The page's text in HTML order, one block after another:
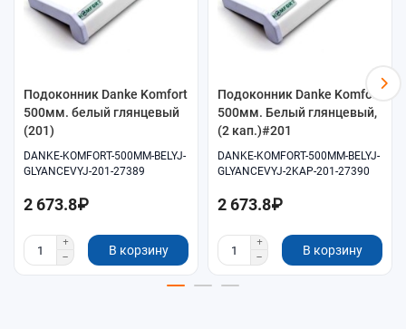
Подоконник Danke Komfort
500мм. белый глянцевый
(201)
DANKE-KOMFORT-500MM-BELYJ-
GLYANCEVYJ-201-27389
2 673.8₽
В корзину
Подоконник Danke Komfort
500мм. Белый глянцевый,
(2 кап.)#201
DANKE-KOMFORT-500MM-BELYJ-
GLYANCEVYJ-2KAP-201-27390
2 673.8₽
В корзину